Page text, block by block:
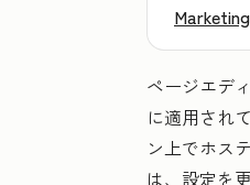
ページエデ
に適用され
ン上でホス
は、設定を